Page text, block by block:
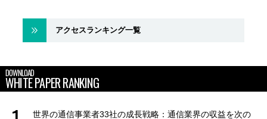
アクセスランキング一覧
DOWNLOAD
WHITE PAPER RANKING
世界の通信事業者33社の成長戦略：通信業界の収益を次の